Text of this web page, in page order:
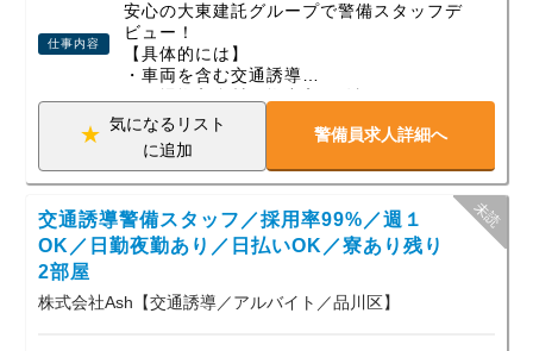
仕事内容
安心の大東建託グループで警備スタッフデ
ビュー！
【具体的には】
・車両を含む交通誘導
・現場搬入資材の搬出入の確認
・近隣住人への対応 などの工場現場での
警備業務です。
【働きやすい環境】
１）正社員雇用のため天候によって給与が
左右されません。
２）年単位での案件に携わるため現場固定
もしっかり充実！
気になるリスト
に追加
警備員求人詳細へ
交通誘導警備スタッフ／採用率99%／週１
OK／日勤夜勤あり／日払いOK／寮あり残り
2部屋
株式会社Ash【交通誘導／アルバイト／品川区】